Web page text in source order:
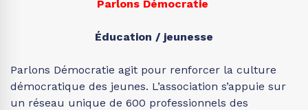
Parlons Démocratie
Éducation / jeunesse
Parlons Démocratie agit pour renforcer la culture
démocratique des jeunes. L’association s’appuie sur
un réseau unique de 600 professionnels des